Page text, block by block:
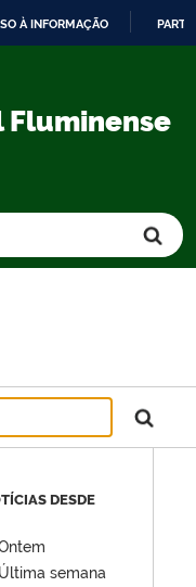
À INFORMAÇÃO
DESDE
Última semana